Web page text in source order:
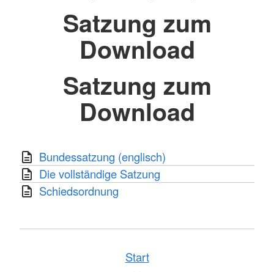
Satzung zum
Download
Satzung zum
Download
Bundessatzung (englisch)
Die vollständige Satzung
Schiedsordnung
Start